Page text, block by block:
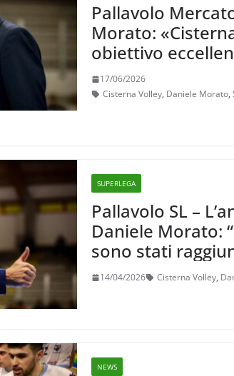
Pallavolo
Morato:
obiettivo
roster più fisico e
17/06/2026
Cisterna Volley, Daniele Morato,
SUPERLEGA
Pallavolo SL –
Daniele Morato:
sono stati
di aver fatto a
la mia peggiore
Tuttavia, so da
14/04/2026 Cisterna Volley,
NEWS